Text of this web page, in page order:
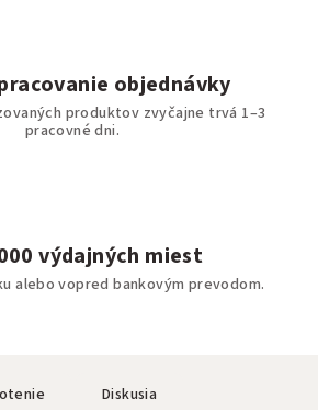
objednávky
produktov zvyčajne trvá 1–3
pracovné dni.
výdajných miest
alebo vopred bankovým prevodom.
Diskusia